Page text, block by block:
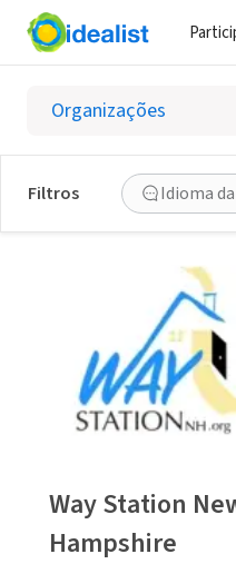
Filtros Idioma
Way Station
Hampshire